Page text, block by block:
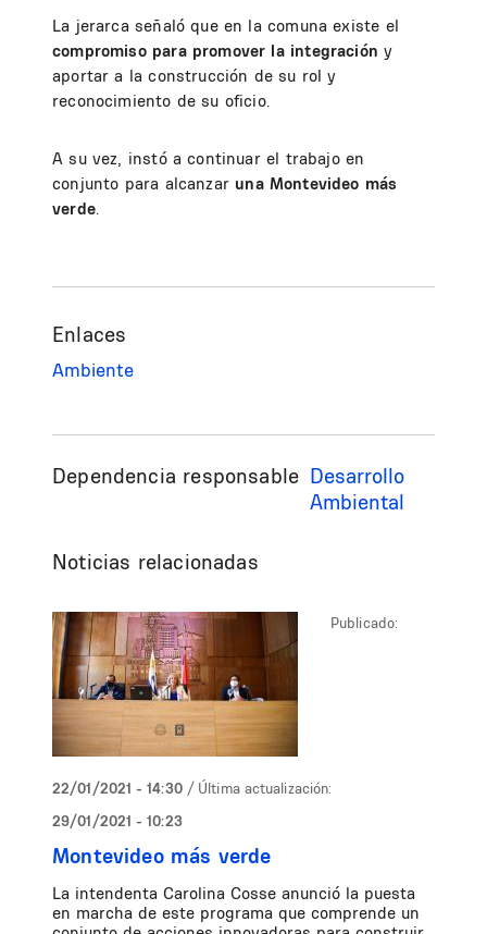
La jerarca señaló que en la comuna existe el
compromiso para promover la integracióny
aportar a la construcción de su rol y
reconocimiento de su oficio.
A su vez, instó a continuar el trabajo en
conjunto para alcanzar una Montevideo más
verde.
Enlaces
Ambiente
Dependencia responsable Desarrollo
Ambiental
Noticias relacionadas
Publicado:
22/01/2021 - 14:30 / Última actualización:
29/01/2021 - 10:23
Montevideo más verde
La intendenta Carolina Cosse anunció la puesta
en marcha de este programa que comprende un